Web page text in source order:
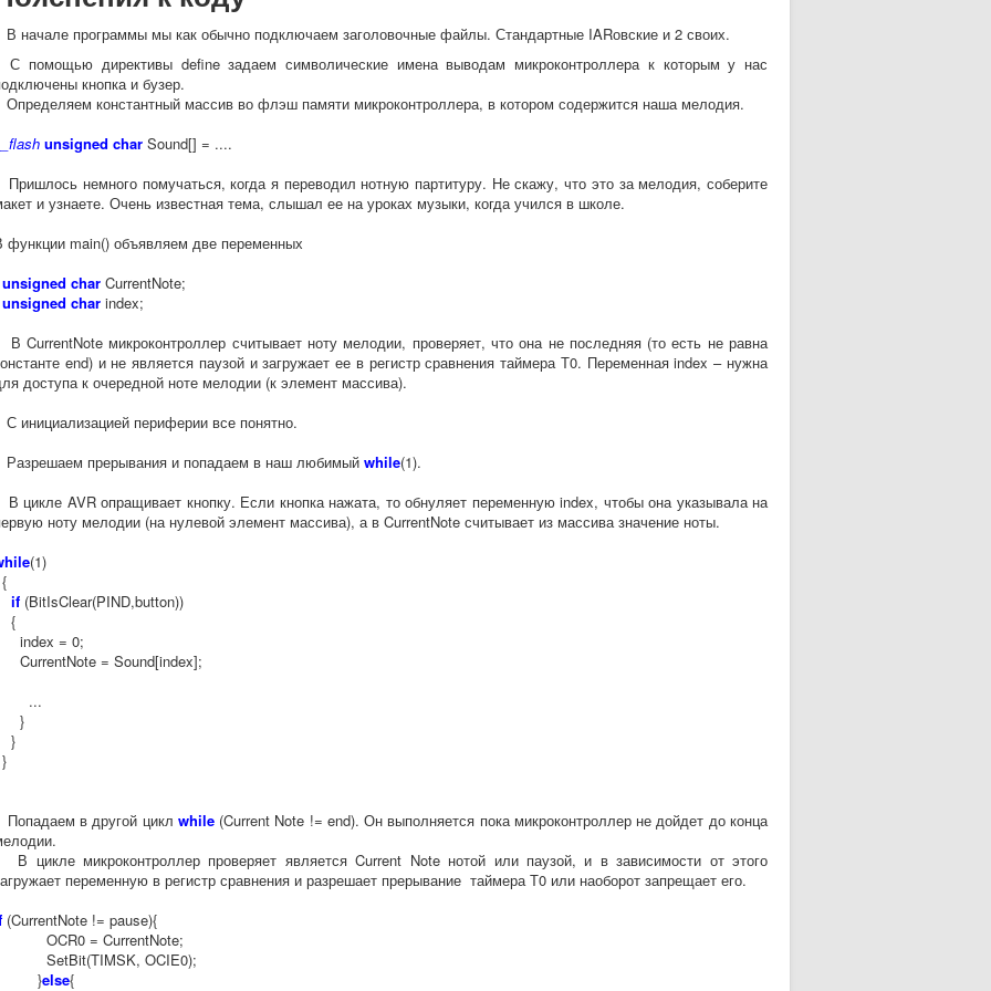
начале программы мы как обычно подключаем заголовочные файлы. Стандартные IARовские и 2 своих.
помощью директивы define задаем символические имена выводам микроконтроллера к которым у нас
кнопка и бузер.
константный массив во флэш памяти микроконтроллера, в котором содержится наша мелодия.
unsigned char Sound[] = ....
немного помучаться, когда я переводил нотную партитуру. Не скажу, что это за мелодия, соберите
и узнаете. Очень известная тема, слышал ее на уроках музыки, когда учился в школе.
функции main() объявляем две переменных
char CurrentNote;
char index;
CurrentNote микроконтроллер считывает ноту мелодии, проверяет, что она не последняя (то есть не равна
end) и не является паузой и загружает ее в регистр сравнения таймера Т0. Переменная index – нужна
доступа к очередной ноте мелодии (к элемент массива).
инициализацией периферии все понятно.
прерывания и попадаем в наш любимый while(1).
цикле AVR опращивает кнопку. Если кнопка нажата, то обнуляет переменную index, чтобы она указывала на
ноту мелодии (на нулевой элемент массива), а в CurrentNote считывает из массива значение ноты.
(1)
(BitIsClear(PIND,button))
= 0;
= Sound[index];
в другой цикл while(Current Note != end). Он выполняется пока микроконтроллер не дойдет до конца
цикле микроконтроллер проверяет является Current Note нотой или паузой, и в зависимости от этого
переменную в регистр сравнения и разрешает прерывание таймера Т0 или наоборот запрещает его.
(CurrentNote != pause){
= CurrentNote;
OCIE0);
else{